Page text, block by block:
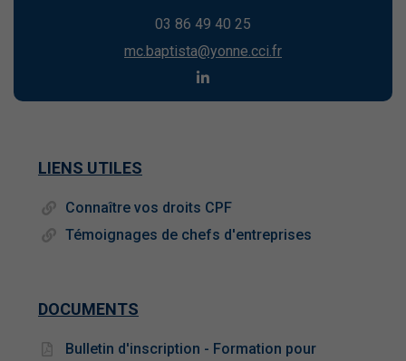
03 86 49 40 25
mc.baptista@yonne.cci.fr
LIENS UTILES
Connaître vos droits CPF
Témoignages de chefs d'entreprises
DOCUMENTS
Bulletin d'inscription - Formation pour